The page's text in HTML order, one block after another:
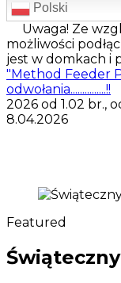
Polski
Uwaga! Ze
możliwości
jest w domkach i
"Method Feeder
odwołania...............!!
2026 od 1.02 br.,
8.04.2026
Featured